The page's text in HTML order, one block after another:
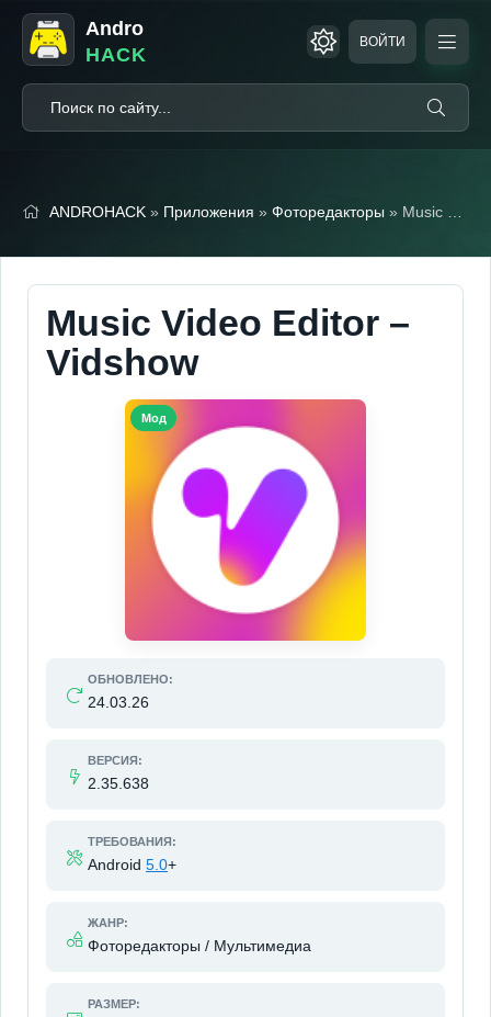
Andro
HACK
ВОЙТИ
ANDROHACK » Приложения » Фоторедакторы » Music Video Editor – Vidshow (Мод, Unlocked)
Music Video Editor –
Vidshow
ОБНОВЛЕНО:
24.03.26
ВЕРСИЯ:
2.35.638
ТРЕБОВАНИЯ:
Android 5.0+
ЖАНР:
Фоторедакторы / Мультимедиа
РАЗМЕР:
Мод